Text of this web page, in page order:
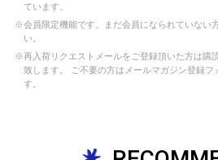
ています。
※会員限定機能です。まだ会員になられていない
い。
※再入荷リクエストメールをご登録頂いた方は購
致します。 ご不要の方はメールマガジン登録フ
す。